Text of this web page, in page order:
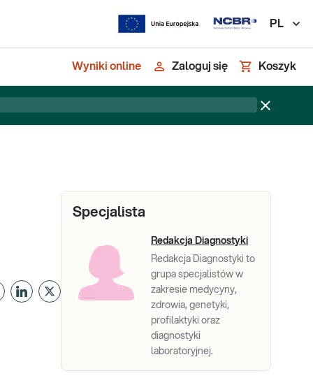
PL
Wyniki online Zaloguj się Koszyk
Specjalista
Redakcja Diagnostyki
Redakcja Diagnostyki to
grupa specjalistów w
zakresie medycyny,
zdrowia, genetyki,
profilaktyki oraz
diagnostyki
laboratoryjnej.